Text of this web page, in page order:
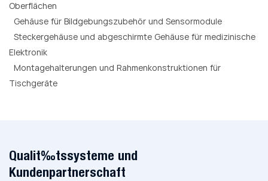
Oberflächen
Gehäuse für Bildgebungszubehör und Sensormodule
Steckergehäuse und abgeschirmte Gehäuse für medizinische
Elektronik
Montagehalterungen und Rahmenkonstruktionen für
Tischgeräte
Qualitätssysteme und
Kundenpartnerschaft